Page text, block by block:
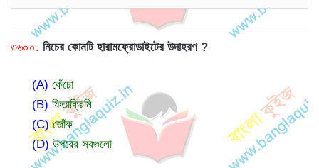
৩৬০০. নিচের কোনটি হারামফ্রোডাইটের উদাহরণ ?
(A) কেঁচো
(B) ফিতাক্রিমি
(C)জোঁক
(D) উপরের সবগুলো